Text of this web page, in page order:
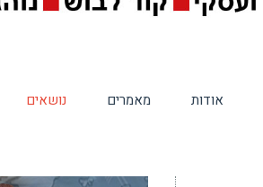
אודות מאמרים נושאים